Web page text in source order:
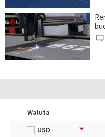
Waluta
USD